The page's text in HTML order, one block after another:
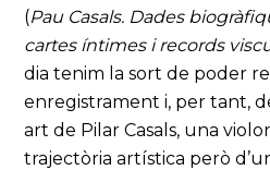
(Pau Casals. Dades
cartes íntimes i records
dia tenim la sort de poder
enregistrament i, per tant,
art de Pilar Casals, una
trajectòria artística però